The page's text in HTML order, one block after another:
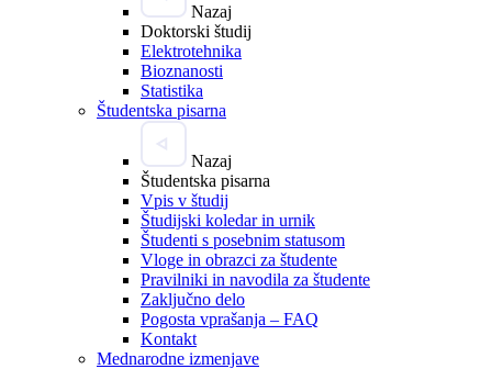
Nazaj
Doktorski študij
Elektrotehnika
Bioznanosti
Statistika
Študentska pisarna
Nazaj
Študentska pisarna
Vpis v študij
Študijski koledar in urnik
Študenti s posebnim statusom
Vloge in obrazci za študente
Pravilniki in navodila za študente
Zaključno delo
Pogosta vprašanja – FAQ
Kontakt
Mednarodne izmenjave